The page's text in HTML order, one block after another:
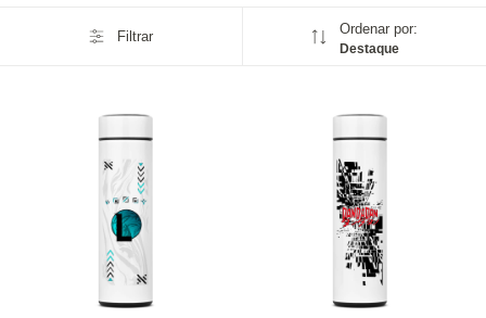
Filtrar Ordenar por:
Destaque